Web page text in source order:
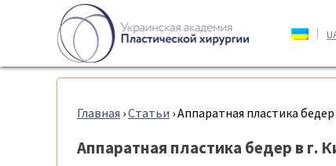
|
Главная ›Статьи ›Аппаратная пластика бедер
Аппаратная пластика бедер в г.